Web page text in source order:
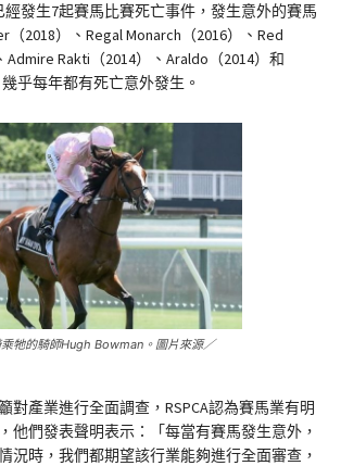
發生7起賽馬比賽死亡事件，發生意外的賽馬
2018）、Regal Monarch（2016）、Red
Admire Rakti（2014）、Araldo（2014）和
乎每年都有死亡意外發生。
牠的騎師Hugh Bowman。圖片來源／
對產業進行全面調查，RSPCA認為賽馬業有明
他們發表聲明表示：「每當有賽馬發生意外，
況時，我們都期望該行業能夠進行全面審查，